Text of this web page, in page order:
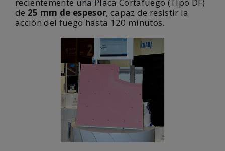
de 25 mm de espesor, capaz de resistir la
acción del fuego hasta 120 minutos.